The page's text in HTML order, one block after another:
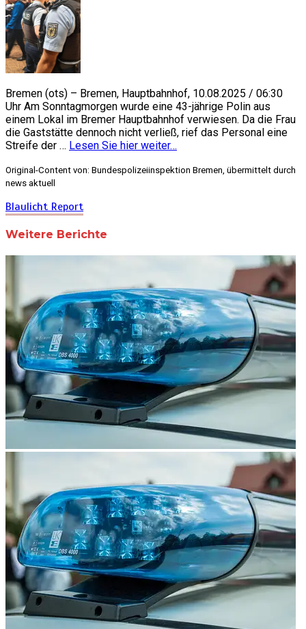
Bremen (ots) – Bremen, Hauptbahnhof, 10.08.2025 / 06:30
Uhr Am Sonntagmorgen wurde eine 43-jährige Polin aus
einem Lokal im Bremer Hauptbahnhof verwiesen. Da die Frau
die Gaststätte dennoch nicht verließ, rief das Personal eine
Streife der … Lesen Sie hier weiter…
Original-Content von: Bundespolizeiinspektion Bremen, übermittelt durch
news aktuell
Blaulicht Report
Weitere Berichte